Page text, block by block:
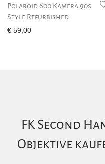
Polaroid 600 Kamera 90s
Style Refurbished
€ 59,00
FK Second
Objektive